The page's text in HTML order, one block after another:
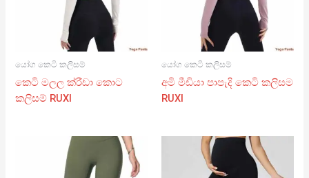
යෝග කෙටි කලිසම්
කෙටි මලල ක්රීඩා කොට
කලිසම් RUXI
යෝග කෙටි කලිසම්
අමි මීඩියා පාපැදි කෙටි කලිසම
RUXI